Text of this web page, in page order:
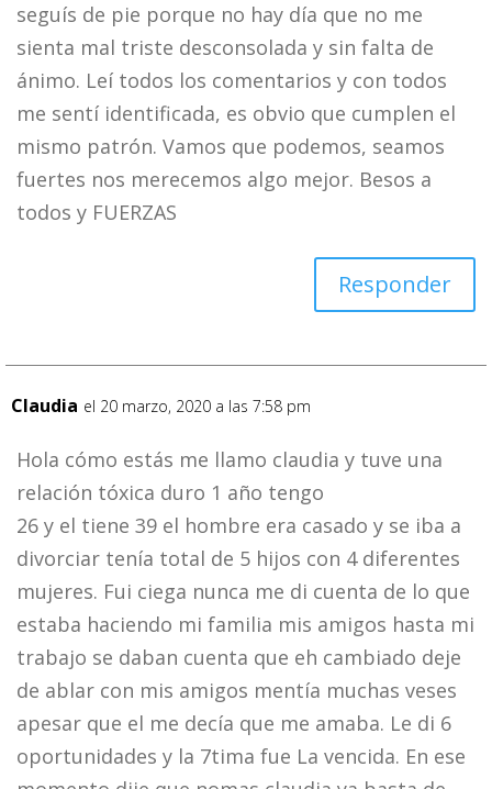
seguís de pie porque no hay día que no me
sienta mal triste desconsolada y sin falta de
ánimo. Leí todos los comentarios y con todos
me sentí identificada, es obvio que cumplen el
mismo patrón. Vamos que podemos, seamos
fuertes nos merecemos algo mejor. Besos a
todos y FUERZAS
Responder
Claudia el 20 marzo, 2020 a las 7:58 pm
Hola cómo estás me llamo claudia y tuve una
relación tóxica duro 1 año tengo
26 y el tiene 39 el hombre era casado y se iba a
divorciar tenía total de 5 hijos con 4 diferentes
mujeres. Fui ciega nunca me di cuenta de lo que
estaba haciendo mi familia mis amigos hasta mi
trabajo se daban cuenta que eh cambiado deje
de ablar con mis amigos mentía muchas veses
apesar que el me decía que me amaba. Le di 6
oportunidades y la 7tima fue La vencida. En ese